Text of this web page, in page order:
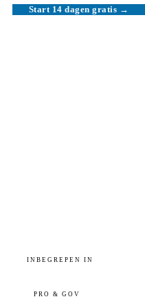
Start 14 dagen gratis →
INBEGREPEN IN
PRO & GOV